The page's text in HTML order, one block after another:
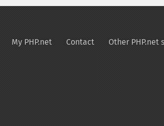
My PHP.net Contact Other PHP.net